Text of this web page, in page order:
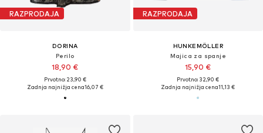
RAZPRODAJA
DORINA
Perilo
18,90 €
Prvotno: 23,90 €
Zadnja najnižja cena16,07 €
RAZPRODAJA
HUNKEMÖLLER
Majica za spanje
15,90 €
Prvotno: 32,90 €
Zadnja najnižja cena11,13 €